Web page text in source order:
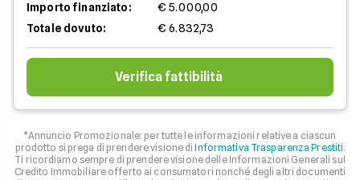
Importo finanziato:
€ 5.000,00
Totale dovuto:
€ 6.832,73
Verifica fattibilità
*Annuncio Promozionale: per tutte le informazioni relative a ciascun
prodotto si prega di prendere visione diInformativa Trasparenza Prestiti.
Ti ricordiamo sempre di prendere visione delle Informazioni Generali sul
Credito Immobiliare offerto ai consumatori nonché degli altri documenti